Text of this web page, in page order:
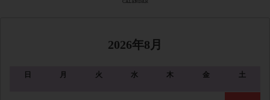
2026年8月
日 月 火 水 木 金 土